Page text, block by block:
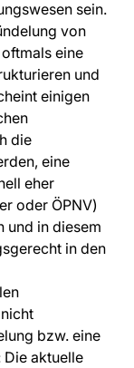
sein.
von
eine
und
einigen
die
eine
eher
oder ÖPNV)
und in diesem
in den
bzw. eine
aktuelle